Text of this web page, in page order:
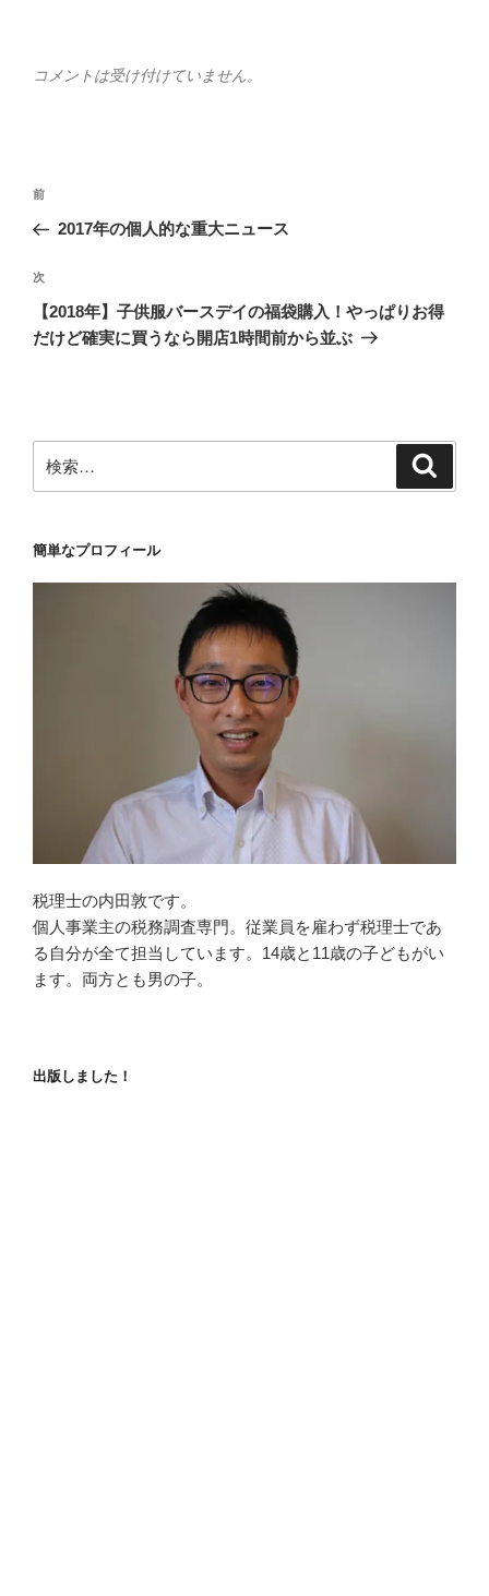
コメントは受け付けていません。
投
ナ
ビ
ゲ
ー
前
の
稿
前
2017年の個人的な重大ニュース
次
の
投
次
【2018年】子供服バースデイの福袋購入！やっぱりお得
だけど確実に買うなら開店1時間前から並ぶ
索:
簡単なプロフィール
税理士の内田敦です。
個人事業主の税務調査専門。従業員を雇わず税理士であ
る自分が全て担当しています。14歳と11歳の子どもがい
ます。両方とも男の子。
出版しました！